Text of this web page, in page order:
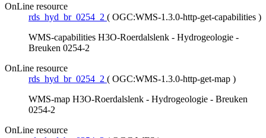
OnLine resource
rds_hyd_br_0254_2 ( OGC:WMS-1.3.0-http-get-capabilities )
WMS-capabilities H3O-Roerdalslenk - Hydrogeologie -
Breuken 0254-2
OnLine resource
rds_hyd_br_0254_2 ( OGC:WMS-1.3.0-http-get-map )
WMS-map H3O-Roerdalslenk - Hydrogeologie - Breuken
0254-2
OnLine resource